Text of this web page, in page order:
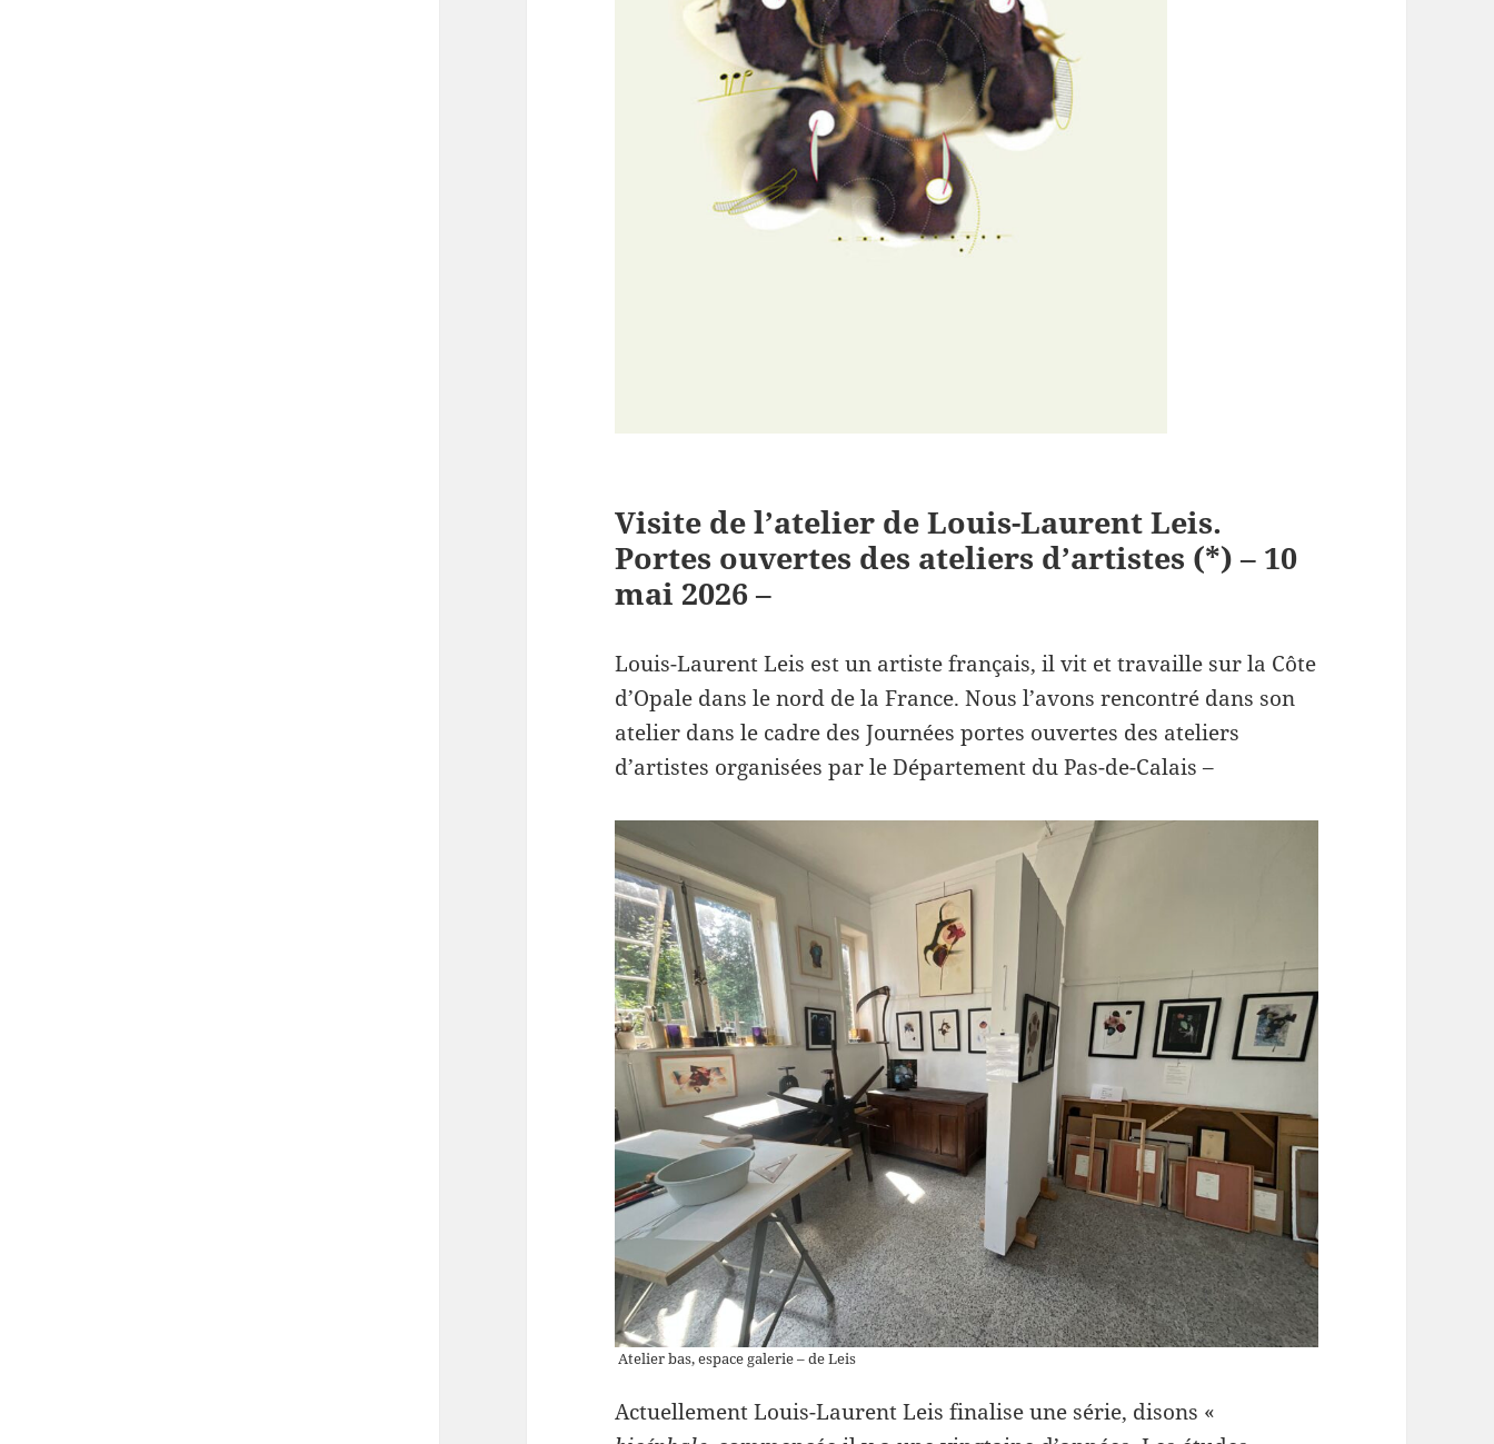
Visite de l’atelier de Louis-Laurent Leis.
Portes ouvertes des ateliers d’artistes (*) – 10
mai 2026 –
Louis-Laurent Leis est un artiste français, il vit et travaille sur la Côte
d’Opale dans le nord de la France. Nous l’avons rencontré dans son
atelier dans le cadre des Journées portes ouvertes des ateliers
d’artistes organisées par le Département du Pas-de-Calais –
Atelier bas, espace galerie – de Leis
Actuellement Louis-Laurent Leis finalise une série, disons «